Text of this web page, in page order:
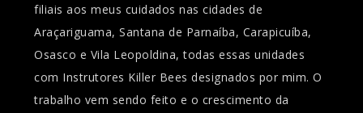
filiais aos meus cuidados nas cidades de
Araçariguama, Santana de Parnaíba, Carapicuíba,
Osasco e Vila Leopoldina, todas essas unidades
com Instrutores Killer Bees designados por mim. O
trabalho vem sendo feito e o crescimento da